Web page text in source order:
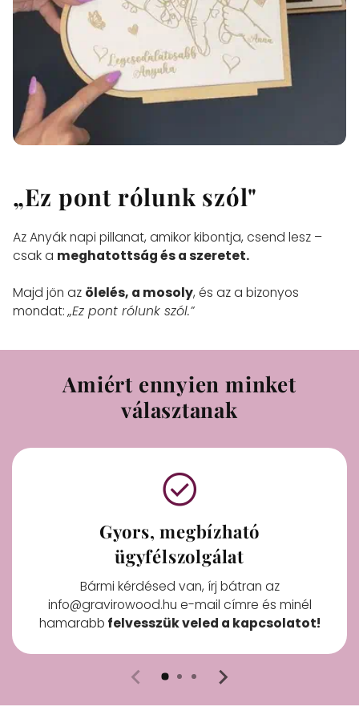
„Ez pont rólunk szól"
Az Anyák napi pillanat, amikor kibontja, csend lesz –
csak a meghatottság és a szeretet.
Majd jön az ölelés, a mosoly, és az a bizonyos
mondat:„Ez pont rólunk szól.”
Amiért ennyien minket
választanak
check_circle
Gyors, megbízható
ügyfélszolgálat
Bármi kérdésed van, írj bátran az
info@gravirowood.hu e-mail címre és minél
hamarabb felvesszük veled a kapcsolatot!